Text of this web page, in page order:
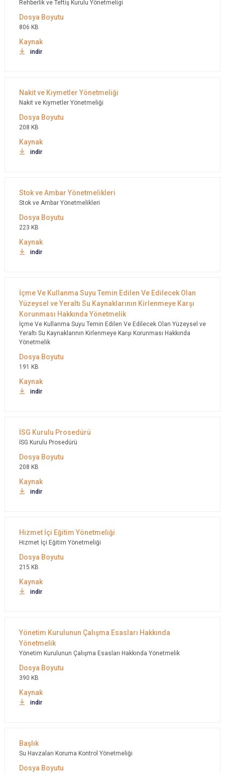
Rehberlik ve Teftiş Kurulu Yönetmeligi
806 KB
indir
Nakit ve Kıymetler Yönetmeliği
208 KB
indir
Stok ve Ambar Yönetmelikleri
223 KB
indir
İçme Ve Kullanma Suyu Temin Edilen Ve Edilecek Olan Yüzeysel ve
Yeraltı Su Kaynaklarının Kirlenmeye Karşı Korunması Hakkında
Yönetmelik
191 KB
indir
İSG Kurulu Prosedürü
208 KB
indir
Hizmet İçi Eğitim Yönetmeliği
215 KB
indir
Yönetim Kurulunun Çalışma Esasları Hakkında Yönetmelik
390 KB
indir
Su Havzaları Koruma Kontrol Yönetmeliği